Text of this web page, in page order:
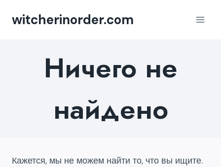
witcherinorder.com
Ничего не
найдено
Кажется, мы не можем найти то, что вы ищите.